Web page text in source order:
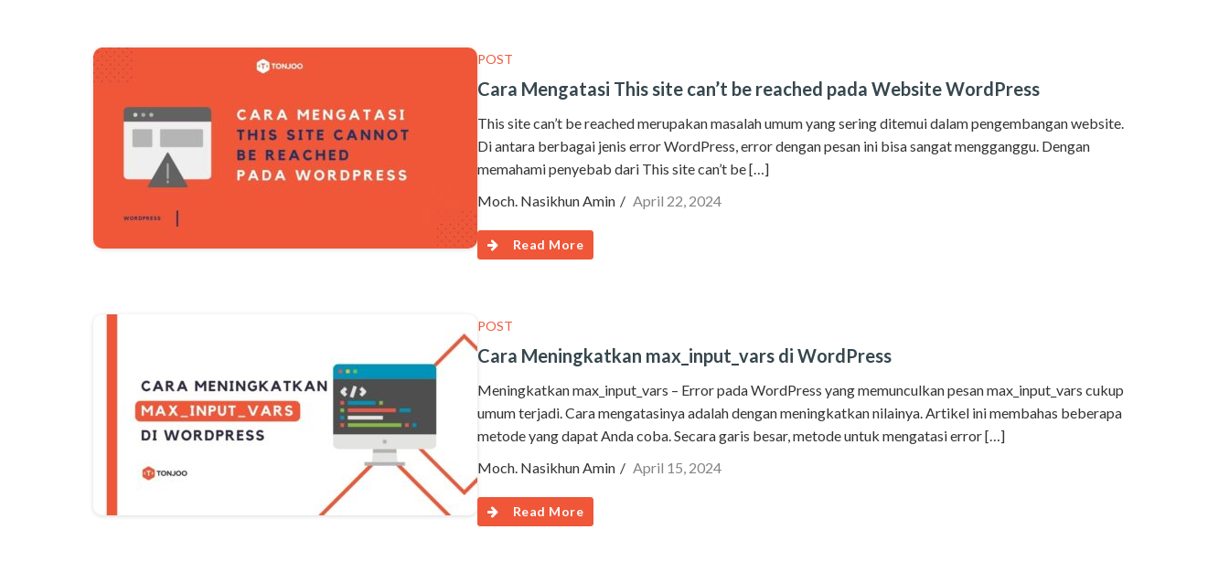
POST
Cara Mengatasi This site can’t be reached pada Website WordPress
This site can’t be reached merupakan masalah umum yang sering ditemui dalam pengembangan website.
Di antara berbagai jenis error WordPress, error dengan pesan ini bisa sangat mengganggu. Dengan
memahami penyebab dari This site can’t be […]
Moch. Nasikhun Amin
April 22, 2024
Read More
POST
Cara Meningkatkan max_input_vars di WordPress
Meningkatkan max_input_vars – Error pada WordPress yang memunculkan pesan max_input_vars cukup
umum terjadi. Cara mengatasinya adalah dengan meningkatkan nilainya. Artikel ini membahas beberapa
metode yang dapat Anda coba. Secara garis besar, metode untuk mengatasi error […]
Moch. Nasikhun Amin
April 15, 2024
Read More